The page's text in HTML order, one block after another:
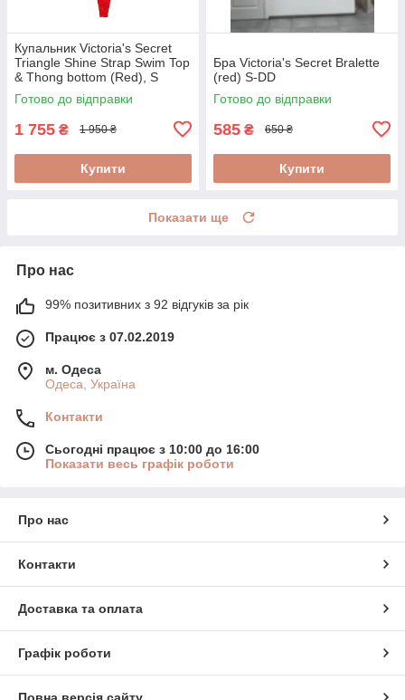
Купальник Victoria's Secret
Triangle Shine Strap Swim Top
& Thong bottom (Red), S
Готово до відправки
1 755 ₴ 1 950 ₴
Купити
Бра Victoria's Secret Bralette
(red) S-DD
Готово до відправки
585 ₴ 650 ₴
Купити
Показати ще
Про нас
99% позитивних з 92 відгуків за рік
Працює з 07.02.2019
м. Одеса
Одеса, Україна
Контакти
Сьогодні працює з 10:00 до 16:00
Показати весь графік роботи
Про нас
Контакти
Доставка та оплата
Графік роботи